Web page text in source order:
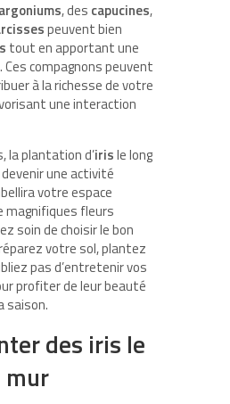
, des capucines,
peuvent bien
tout en apportant une
compagnons peuvent
à la richesse de votre
une interaction
la plantation d’irisle long
une activité
votre espace
magnifiques fleurs
soin de choisir le bon
votre sol, plantez
pas d’entretenir vos
profiter de leur beauté
saison.
des iris le
mur